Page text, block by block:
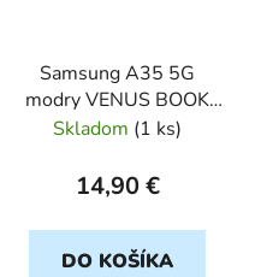
Samsung A35 5G
modry VENUS BOOK
CARBON
Skladom (1 ks)
14,90 €
DO KOŠÍKA